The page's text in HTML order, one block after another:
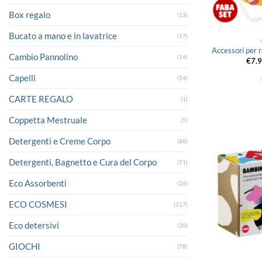
Box regalo (13)
Bucato a mano e in lavatrice (17)
Cambio Pannolino (14)
Capelli (54)
CARTE REGALO (1)
Coppetta Mestruale (5)
Detergenti e Creme Corpo (88)
Detergenti, Bagnetto e Cura del Corpo (71)
Eco Assorbenti (26)
ECO COSMESI (217)
Eco detersivi (20)
GIOCHI (78)
Accessori per
€